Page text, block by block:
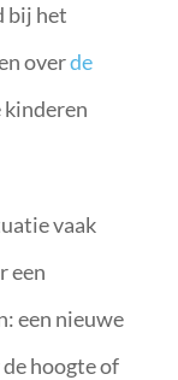
bij het
overde
vaak
een
een nieuwe
hoogte of